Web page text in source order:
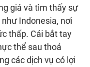
giá và tìm thấy sự
Indonesia, nơi
thấp. Cái bắt tay
thể sau thoả
các dịch vụ có lợi